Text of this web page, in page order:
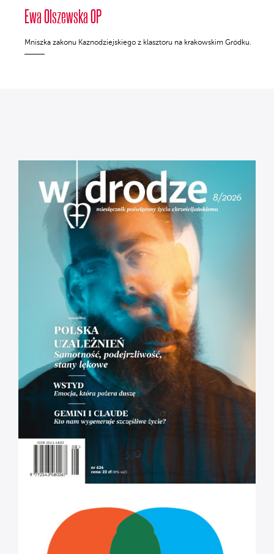
Ewa Olszewska OP
Mniszka zakonu Kaznodziejskiego z klasztoru na krakowskim Gródku.